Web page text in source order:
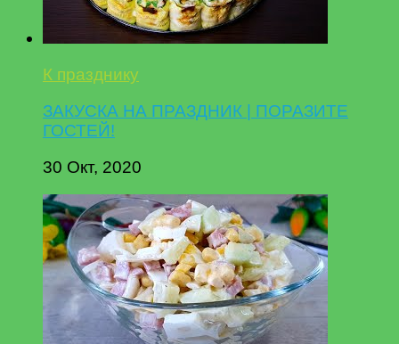
К празднику
ЗАКУСКА НА ПРАЗДНИК | ПОРАЗИТЕ
ГОСТЕЙ!
30 Окт, 2020